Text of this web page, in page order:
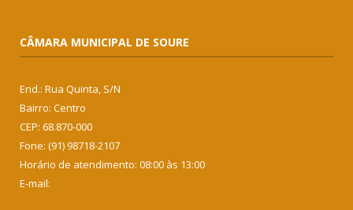
CÂMARA MUNICIPAL DE SOURE
End.: Rua Quinta, S/N
Bairro: Centro
CEP: 68.870-000
Fone: (91) 98718-2107
Horário de atendimento: 08:00 às 13:00
E-mail: